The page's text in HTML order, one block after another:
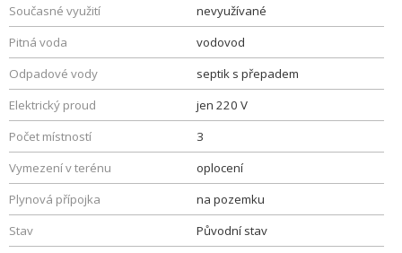
Současné využití
nevyužívané
Pitná voda
vodovod
Odpadové vody
septik s přepadem
Elektrický proud
jen 220 V
Počet místností
3
Vymezení v terénu
oplocení
Plynová přípojka
na pozemku
Stav
Původní stav